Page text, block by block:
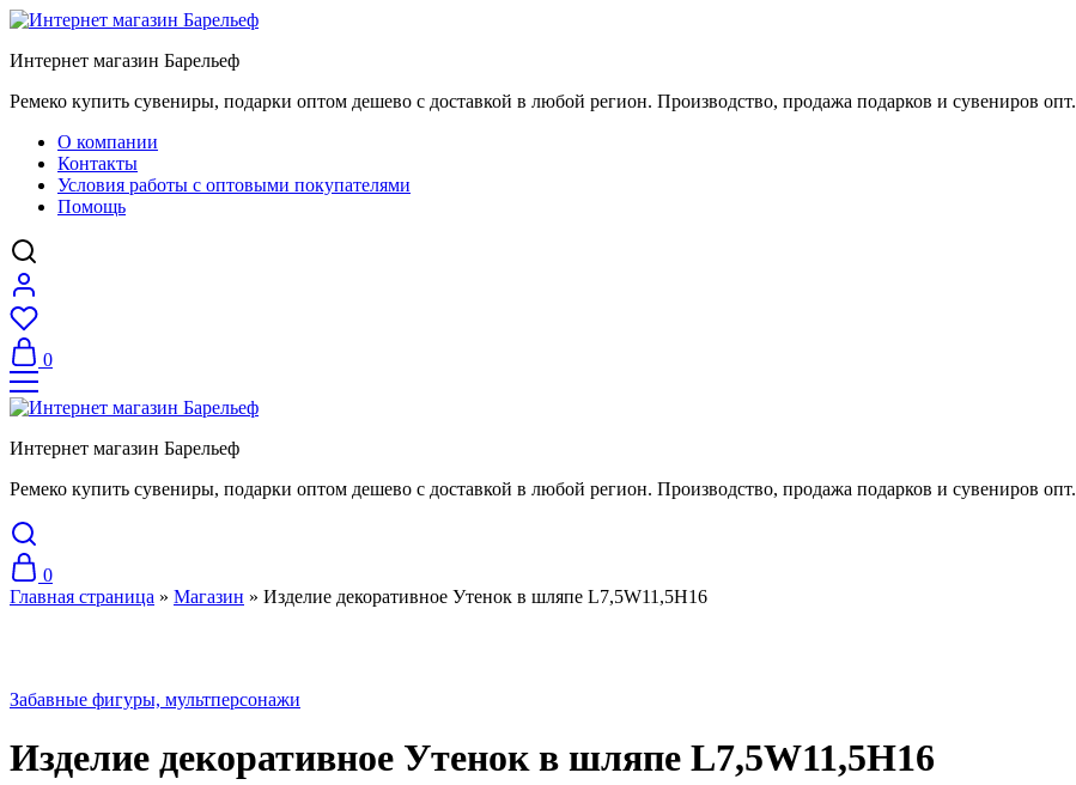
Интернет магазин Барельеф
Ремеко купить сувениры, подарки оптом дешево с доставкой в любой регион. Производство, продажа подарков и сувениров опт.
О компании
Контакты
Условия работы с оптовыми покупателями
Помощь
0
Интернет магазин Барельеф
Ремеко купить сувениры, подарки оптом дешево с доставкой в любой регион. Производство, продажа подарков и сувениров опт.
0
Главная страница » Магазин » Изделие декоративное Утенок в шляпе L7,5W11,5H16
Забавные фигуры, мультперсонажи
Изделие декоративное Утенок в шляпе L7,5W11,5H16